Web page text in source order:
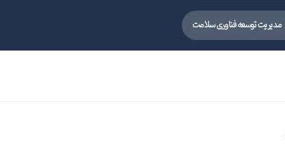
مدیریت توسعه فناوری سلامت